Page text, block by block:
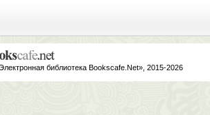
библиотека Bookscafe.Net», 2015-2026